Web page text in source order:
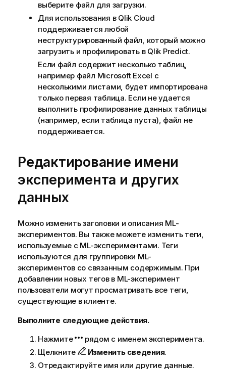
выберите файл для загрузки.
Для использования в Qlik Cloud
поддерживается любой
неструктурированный файл, который можно
загрузить и профилировать в Qlik Predict.
Если файл содержит несколько таблиц,
например файл Microsoft Excel с
несколькими листами, будет импортирована
только первая таблица. Если не удается
выполнить профилирование данных таблицы
(например, если таблица пуста), файл не
поддерживается.
Редактирование имени
эксперимента и других
данных
Можно изменить заголовки и описания ML-
экспериментов. Вы также можете изменить теги,
используемые с ML-экспериментами. Теги
используются для группировки ML-
экспериментов со связанным содержимым. При
добавлении новых тегов в ML-эксперимент
пользователи могут просматривать все теги,
существующие в клиенте.
Выполните следующие действия.
Нажмите
рядом с именем эксперимента.
Щелкните
Изменить сведения.
Отредактируйте имя или другие данные.